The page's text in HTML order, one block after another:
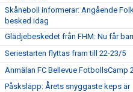
Skåneboll informerar: Angående
besked idag
Glädjebeskedet från FHM: Nu får
Seriestarten flyttas fram till 22-23/5
Anmälan FC Bellevue FotbollsCamp
Påsksläpp: Årets snyggaste keps är